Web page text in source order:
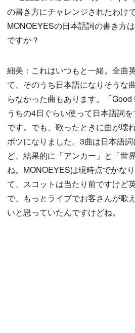
の書き方にチャレンジされたわけ
MONOEYESの日本語詞の書き方
ですか？
細美：これはいつもと一緒。全曲
て、そのうち日本語になりそうな
らなかった曲もあります。「
うちの4日ぐらい使って日本語詞
です。でも、歌ったときに曲が壊
ボツになりました。3曲は日本語
ど、結果的に「アンカー」と「世
ね。MONOEYESは現時点でかな
て、スコットは当たり前ですけど
で、もっとライブでお客さんが歌
いと思っていたんですけどね。